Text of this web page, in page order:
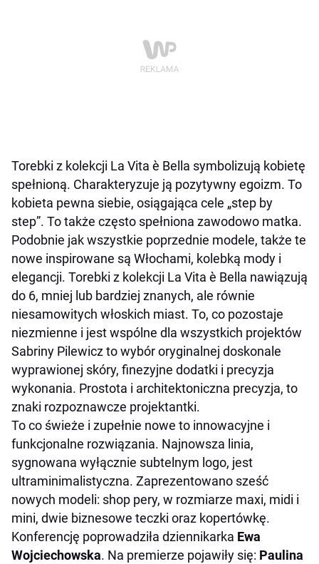
Torebki z kolekcji La Vita è Bella symbolizują kobietę
spełnioną. Charakteryzuje ją pozytywny egoizm. To
kobieta pewna siebie, osiągająca cele „step by
step”. To także często spełniona zawodowo matka.
Podobnie jak wszystkie poprzednie modele, także te
nowe inspirowane są Włochami, kolebką mody i
elegancji. Torebki z kolekcji La Vita è Bella nawiązują
do 6, mniej lub bardziej znanych, ale równie
niesamowitych włoskich miast. To, co pozostaje
niezmienne i jest wspólne dla wszystkich projektów
Sabriny Pilewicz to wybór oryginalnej doskonale
wyprawionej skóry, finezyjne dodatki i precyzja
wykonania. Prostota i architektoniczna precyzja, to
znaki rozpoznawcze projektantki.
To co świeże i zupełnie nowe to innowacyjne i
funkcjonalne rozwiązania. Najnowsza linia,
sygnowana wyłącznie subtelnym logo, jest
ultraminimalistyczna. Zaprezentowano sześć
nowych modeli: shop pery, w rozmiarze maxi, midi i
mini, dwie biznesowe teczki oraz kopertówkę.
Konferencję poprowadziła dziennikarka Ewa
Wojciechowska. Na premierze pojawiły się: Paulina